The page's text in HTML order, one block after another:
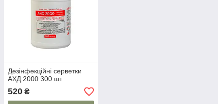
Дезінфекційні серветки
АХД 2000 300 шт
520 ₴